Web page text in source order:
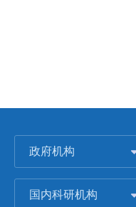
政府机构
国内科研机构